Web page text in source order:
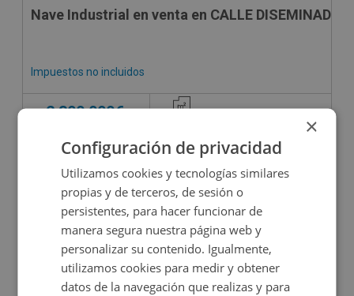
Nave Industrial en venta en CALLE
Impuestos no incluidos
2.300.000€
×
Configuración de privacidad
Utilizamos cookies y tecnologías similares
propias y de terceros, de sesión o
persistentes, para hacer funcionar de
manera segura nuestra página web y
personalizar su contenido. Igualmente,
utilizamos cookies para medir y obtener
datos de la navegación que realizas y para